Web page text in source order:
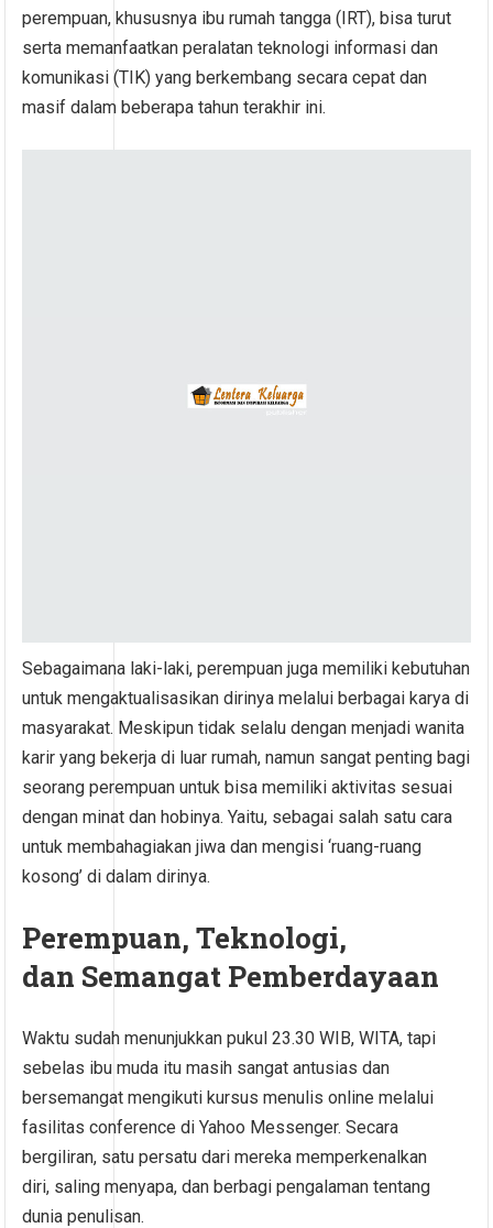
perempuan, khususnya ibu rumah tangga (IRT), bisa turut
serta memanfaatkan peralatan teknologi informasi dan
komunikasi (TIK) yang berkembang secara cepat dan
masif dalam beberapa tahun terakhir ini.
Sebagaimana laki-laki, perempuan juga memiliki kebutuhan
untuk mengaktualisasikan dirinya melalui berbagai karya di
masyarakat. Meskipun tidak selalu dengan menjadi wanita
karir yang bekerja di luar rumah, namun sangat penting bagi
seorang perempuan untuk bisa memiliki aktivitas sesuai
dengan minat dan hobinya. Yaitu, sebagai salah satu cara
untuk membahagiakan jiwa dan mengisi ‘ruang-ruang
kosong’ di dalam dirinya.
Perempuan, Teknologi,
dan Semangat Pemberdayaan
Waktu sudah menunjukkan pukul 23.30 WIB, WITA, tapi
sebelas ibu muda itu masih sangat antusias dan
bersemangat mengikuti kursus menulis online melalui
fasilitas conference di Yahoo Messenger. Secara
bergiliran, satu persatu dari mereka memperkenalkan
diri, saling menyapa, dan berbagi pengalaman tentang
dunia penulisan.